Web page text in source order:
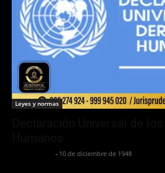
Leyes y normas
- 10 de diciembre de 1948